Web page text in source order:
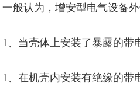
一般认为，增安型电气设备
1、当壳体上安装了暴露的带
1、在机壳内安装有绝缘的带